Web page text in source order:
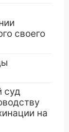
своего
суд
на